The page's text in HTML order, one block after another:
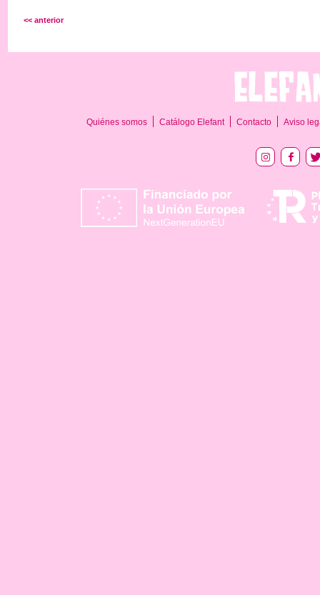
<< anterior
Quiénes somos Catálogo Elefant Contacto Aviso